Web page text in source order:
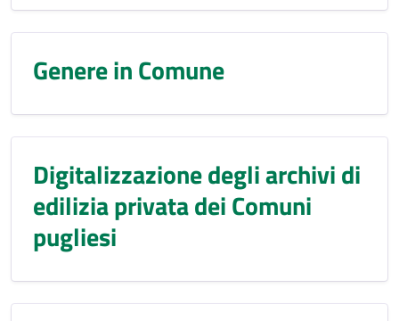
Genere in Comune
Digitalizzazione degli archivi di
edilizia privata dei Comuni
pugliesi